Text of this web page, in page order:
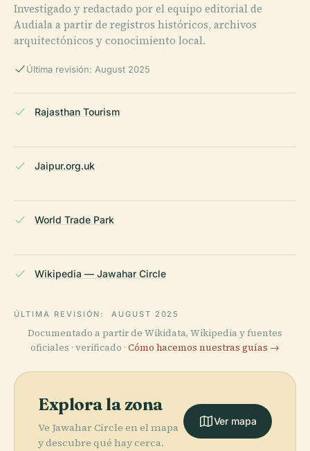
Investigado y redactado por el equipo editorial de
Audiala a partir de registros históricos, archivos
arquitectónicos y conocimiento local.
Última revisión: August 2025
Rajasthan Tourism
Jaipur.org.uk
World Trade Park
Wikipedia — Jawahar Circle
ÚLTIMA REVISIÓN: AUGUST 2025
Documentado a partir de Wikidata, Wikipedia y fuentes
oficiales · verificado · Cómo hacemos nuestras guías →
Explora la zona
Ve Jawahar Circle en el mapa
y descubre qué hay cerca.
Ver mapa